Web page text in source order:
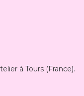
à Tours (France).